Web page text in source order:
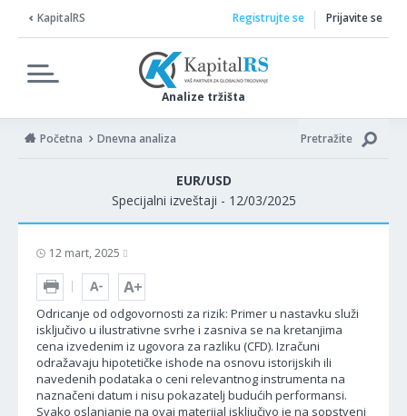
KapitalRS
Analize tržišta
Registrujte se Prijavite se
Početna Dnevna analiza Pretražite
EUR/USD
Specijalni izveštaji - 12/03/2025
12 mart, 2025
Odricanje od odgovornosti za rizik: Primer u nastavku služi
isključivo u ilustrativne svrhe i zasniva se na kretanjima
cena izvedenim iz ugovora za razliku (CFD). Izračuni
odražavaju hipotetičke ishode na osnovu istorijskih ili
navedenih podataka o ceni relevantnog instrumenta na
naznačeni datum i nisu pokazatelj budućih performansi.
Svako oslanjanje na ovaj materijal isključivo je na sopstveni